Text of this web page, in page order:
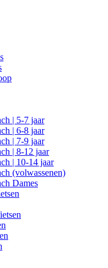
| 5-7 jaar
| 6-8 jaar
| 7-9 jaar
| 8-12 jaar
| 10-14 jaar
(volwassenen)
Dames